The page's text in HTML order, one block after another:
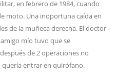
en febrero de 1984, cuando
moto. Una inoportuna caída en
de la muñeca derecha. El doctor
mío tuvo que se
de 2 operaciones no
entrar en quirófano.